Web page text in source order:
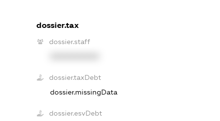
dossier.tax
dossier.staff
dossier.taxDebt
dossier.missingData
dossier.esvDebt